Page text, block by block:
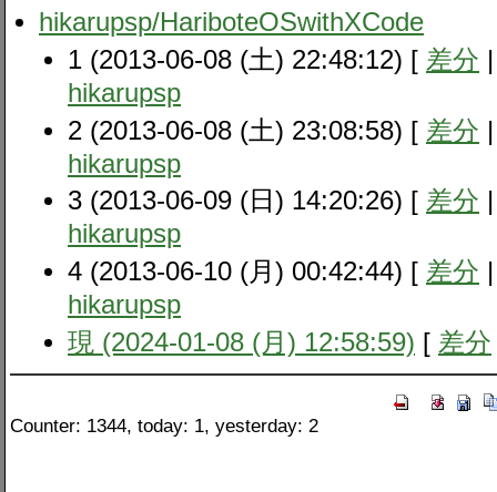
hikarupsp​/HariboteOSwithXCode
1 (2013-06-08 (土) 22:48:12) [ 差分
hikarupsp
2 (2013-06-08 (土) 23:08:58) [ 差分
hikarupsp
3 (2013-06-09 (日) 14:20:26) [ 差分
hikarupsp
4 (2013-06-10 (月) 00:42:44) [ 差分
hikarupsp
現 (2024-01-08 (月) 12:58:59) [ 差分
Counter: 1344, today: 1, yesterday: 2